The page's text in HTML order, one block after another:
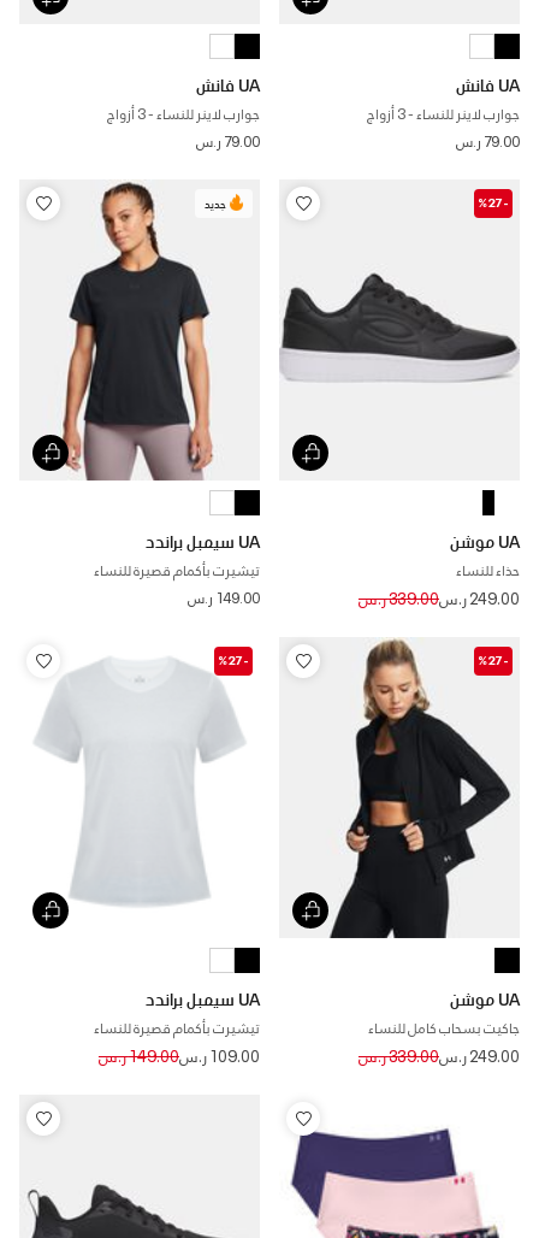
UA فانش
جوارب لاينر للنساء - 3 أزواج
79.00 ر.س
UA فانش
جوارب لاينر للنساء - 3 أزواج
79.00 ر.س
-%27
UA موشن
حذاء للنساء
249.00 ر.س Price reduced from
339.00 ر.س to
جديد
UA سيمبل براندد
تيشيرت بأكمام قصيرة للنساء
149.00 ر.س
-%27
UA موشن
جاكيت بسحاب كامل للنساء
249.00 ر.س Price reduced from
339.00 ر.س to
-%27
UA سيمبل براندد
تيشيرت بأكمام قصيرة للنساء
109.00 ر.س Price reduced from
149.00 ر.س to